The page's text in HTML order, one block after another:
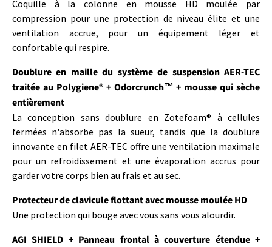
Coquille à la colonne en mousse HD moulée par
compression pour une protection de niveau élite et une
ventilation accrue, pour un équipement léger et
confortable qui respire.
Doublure en maille du système de suspension AER-TEC
traitée au Polygiene® + Odorcrunch™ + mousse qui sèche
entièrement
La conception sans doublure en Zotefoam® à cellules
fermées n'absorbe pas la sueur, tandis que la doublure
innovante en filet AER-TEC offre une ventilation maximale
pour un refroidissement et une évaporation accrus pour
garder votre corps bien au frais et au sec.
Protecteur de clavicule flottant avec mousse moulée HD
Une protection qui bouge avec vous sans vous alourdir.
AGI SHIELD + Panneau frontal à couverture étendue +